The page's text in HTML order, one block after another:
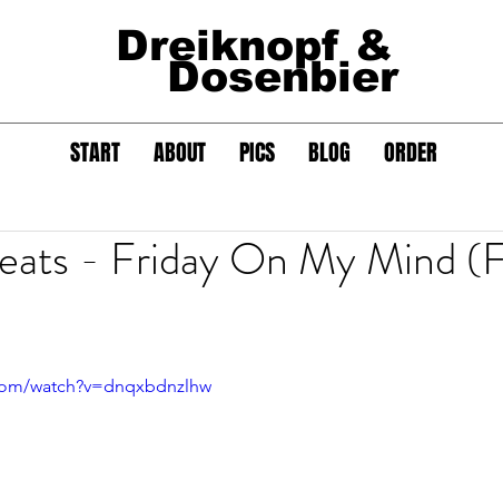
Dreiknopf &
Dosenbier
START ABOUT PICS BLOG ORDER
- Friday On My Mind
watch?v=dnqxbdnzlhw